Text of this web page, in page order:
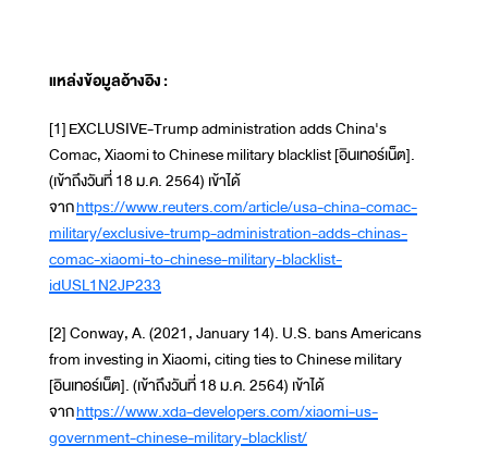
แหล่งข้อมูลอ้างอิง:
[1] EXCLUSIVE-Trump administration adds China's
Comac, Xiaomi to Chinese military blacklist [อินเทอร์เน็ต].
(เข้าถึงวันที่ 18 ม.ค. 2564) เข้าได้
จากhttps://www.reuters.com/article/usa-china-comac-
military/exclusive-trump-administration-adds-chinas-
comac-xiaomi-to-chinese-military-blacklist-
idUSL1N2JP233
[2] Conway, A. (2021, January 14). U.S. bans Americans
from investing in Xiaomi, citing ties to Chinese military
[อินเทอร์เน็ต]. (เข้าถึงวันที่ 18 ม.ค. 2564) เข้าได้
จากhttps://www.xda-developers.com/xiaomi-us-
government-chinese-military-blacklist/